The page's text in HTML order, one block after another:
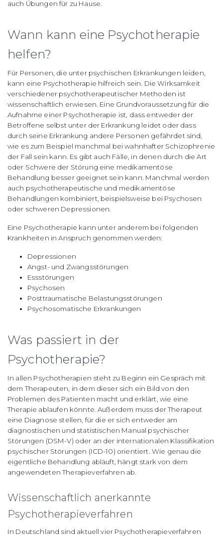
auch Übungen für zu Hause.
Wann kann eine Psychotherapie
helfen?
Für Personen, die unter psychischen Erkrankungen leiden,
kann eine Psychotherapie hilfreich sein. Die Wirksamkeit
verschiedener psychotherapeutischer Methoden ist
wissenschaftlich erwiesen. Eine Grundvoraussetzung für die
Aufnahme einer Psychotherapie ist, dass entweder der
Betroffene selbst unter der Erkrankung leidet oder dass
durch seine Erkrankung andere Personen gefährdet sind,
wie es zum Beispiel manchmal bei wahnhafter Schizophrenie
der Fall sein kann. Es gibt auch Fälle, in denen durch die Art
oder Schwere der Störung eine medikamentöse
Behandlung besser geeignet sein kann. Manchmal werden
auch psychotherapeutische und medikamentöse
Behandlungen kombiniert, beispielsweise bei Psychosen
oder schweren Depressionen.
Eine Psychotherapie kann unter anderem bei folgenden
Krankheiten in Anspruch genommen werden:
Depressionen
Angst- und Zwangsstörungen
Essstörungen
Psychosen
Posttraumatische Belastungsstörungen
Psychosomatische Erkrankungen
Was passiert in der
Psychotherapie?
In allen Psychotherapien steht zu Beginn ein Gespräch mit
dem Therapeuten, in dem dieser sich ein Bild von den
Problemen des Patienten macht und erklärt, wie eine
Therapie ablaufen könnte. Außerdem muss der Therapeut
eine Diagnose stellen, für die er sich entweder am
diagnostischen und statistischen Manual psychischer
Störungen (DSM-V) oder an der internationalen Klassifikation
psychischer Störungen (ICD-10) orientiert. Wie genau die
eigentliche Behandlung abläuft, hängt stark von dem
angewendeten Therapieverfahren ab.
Wissenschaftlich anerkannte
Psychotherapieverfahren
In Deutschland sind aktuell vier Psychotherapieverfahren